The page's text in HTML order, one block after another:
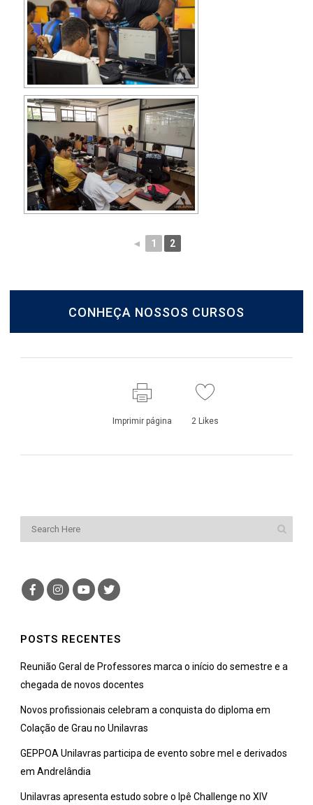
◄ 1 2
CONHEÇA NOSSOS CURSOS
Imprimir página 2Likes
POSTS RECENTES
Reunião Geral de Professores marca o início do semestre e a
chegada de novos docentes
Novos profissionais celebram a conquista do diploma em
Colação de Grau no Unilavras
GEPPOA Unilavras participa de evento sobre mel e derivados
em Andrelândia
Unilavras apresenta estudo sobre o Ipê Challenge no XIV